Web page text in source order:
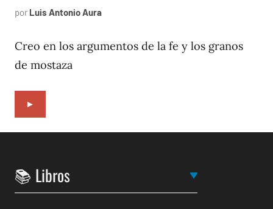
por Luis Antonio Aura
1996
Creo en los argumentos de la fe y los granos
de mostaza
►